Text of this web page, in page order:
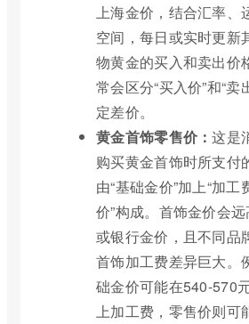
上海金价，结合汇率、
空间，每日或实时更新
物黄金的买入和卖出价
常会区分“买入价”和“卖
定差价。
黄金首饰零售价：这是
购买黄金首饰时所支付
由“基础金价”加上“加工
价”构成。首饰金价会
或银行金价，且不同品
首饰加工费差异巨大。
础金价可能在540-570
上加工费，零售价则